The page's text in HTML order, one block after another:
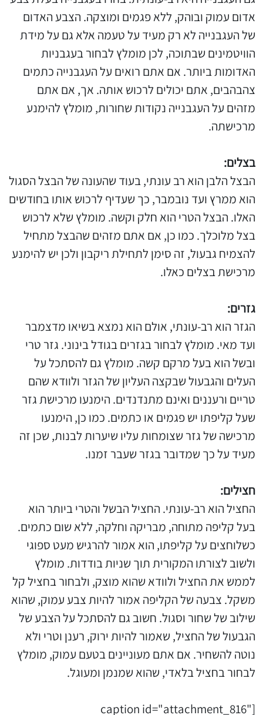
אדום עמוק ובוהק, ללא פגמים ומוצקה. הצבע האדום
של העגבנייה לא רק מעיד על טעמה אלא גם על מידת
הוויטמינים שבתוכה, לכן מומלץ לבחור בעגבניות
האדומות ביותר. אם אתם רואים על העגבנייה כתמים
צהבהבים, אתם יכולים לרכוש אותה. אך, אם אתם
מזהים על העגבנייה נקודות שחורות, מומלץ להימנע
מרכישתה.
בצלים:
הבצל הלבן הוא רב עונתי, בעוד שהעונה של הבצל הסגול
הוא ממרץ ועד נובמבר, כך שעדיף לרכוש אותו בחודשים
האלו. הבצל הטרי הוא חלק וקשה. מומלץ שלא לרכוש
בצל מלוכלך. כמו כן, אם אתם מזהים שהבצל מתחיל
להצמיח גבעול, זה סימן לתחילת ריקבון ולכן יש להימנע
מרכישת בצלים כאלו.
גזרים:
הגזר הוא רב-עונתי, אולם הוא נמצא בשיאו מדצמבר
ועד מאי. מומלץ לבחור בגזרים בגודל בינוני. גזר טרי
ובשל הוא בעל מרקם קשה. מומלץ גם להסתכל על
העלים והגבעול שבקצה העליון של הגזר ולוודא שהם
טריים ורעננים ואינם מתנדנדים. הימנעו מרכישת גזר
שעל קליפתו יש פגמים או כתמים. כמו כן, הימנעו
מרכישה של גזר שצומחות עליו שיערות לבנות, שכן זה
מעיד על כך שמדובר בגזר שעבר זמנו.
חצילים:
החציל הוא רב-עונתי. החציל הבשל והטרי ביותר הוא
בעל קליפה מתוחה, מבריקה וחלקה, ללא שום כתמים.
כשלוחצים על קליפתו, הוא אמור להרגיש מעט ספוגי
ולשוב לצורתו המקורית תוך שניות בודדות. מומלץ
לממש את החציל ולוודא שהוא מוצק, ולבחור בחציל קל
משקל. צבעה של הקליפה אמור להיות צבע עמוק, שהוא
שילוב של שחור וסגול. חשוב גם להסתכל על הצבע של
הגבעול של החציל, שאמור להיות ירוק, רענן וטרי ולא
נוטה להשחיר. אם אתם מעוניינים בטעם עמוק, מומלץ
לבחור בחציל בלאדי, שהוא שמנמן ומעוגל.
[caption id="attachment_816"